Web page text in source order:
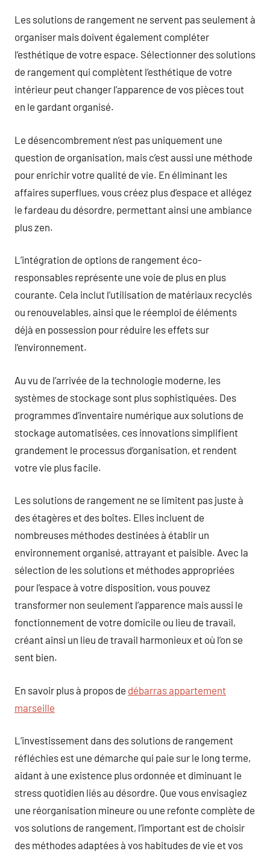
Les solutions de rangement ne servent pas seulement à
organiser mais doivent également compléter
l’esthétique de votre espace. Sélectionner des solutions
de rangement qui complètent l’esthétique de votre
intérieur peut changer l’apparence de vos pièces tout
en le gardant organisé.
Le désencombrement n’est pas uniquement une
question de organisation, mais c’est aussi une méthode
pour enrichir votre qualité de vie. En éliminant les
affaires superflues, vous créez plus d’espace et allégez
le fardeau du désordre, permettant ainsi une ambiance
plus zen.
L’intégration de options de rangement éco-
responsables représente une voie de plus en plus
courante. Cela inclut l’utilisation de matériaux recyclés
ou renouvelables, ainsi que le réemploi de éléments
déjà en possession pour réduire les effets sur
l’environnement.
Au vu de l’arrivée de la technologie moderne, les
systèmes de stockage sont plus sophistiquées. Des
programmes d’inventaire numérique aux solutions de
stockage automatisées, ces innovations simplifient
grandement le processus d’organisation, et rendent
votre vie plus facile.
Les solutions de rangement ne se limitent pas juste à
des étagères et des boîtes. Elles incluent de
nombreuses méthodes destinées à établir un
environnement organisé, attrayant et paisible. Avec la
sélection de les solutions et méthodes appropriées
pour l’espace à votre disposition, vous pouvez
transformer non seulement l’apparence mais aussi le
fonctionnement de votre domicile ou lieu de travail,
créant ainsi un lieu de travail harmonieux et où l’on se
sent bien.
En savoir plus à propos de débarras appartement
marseille
L’investissement dans des solutions de rangement
réfléchies est une démarche qui paie sur le long terme,
aidant à une existence plus ordonnée et diminuant le
stress quotidien liés au désordre. Que vous envisagiez
une réorganisation mineure ou une refonte complète de
vos solutions de rangement, l’important est de choisir
des méthodes adaptées à vos habitudes de vie et vos